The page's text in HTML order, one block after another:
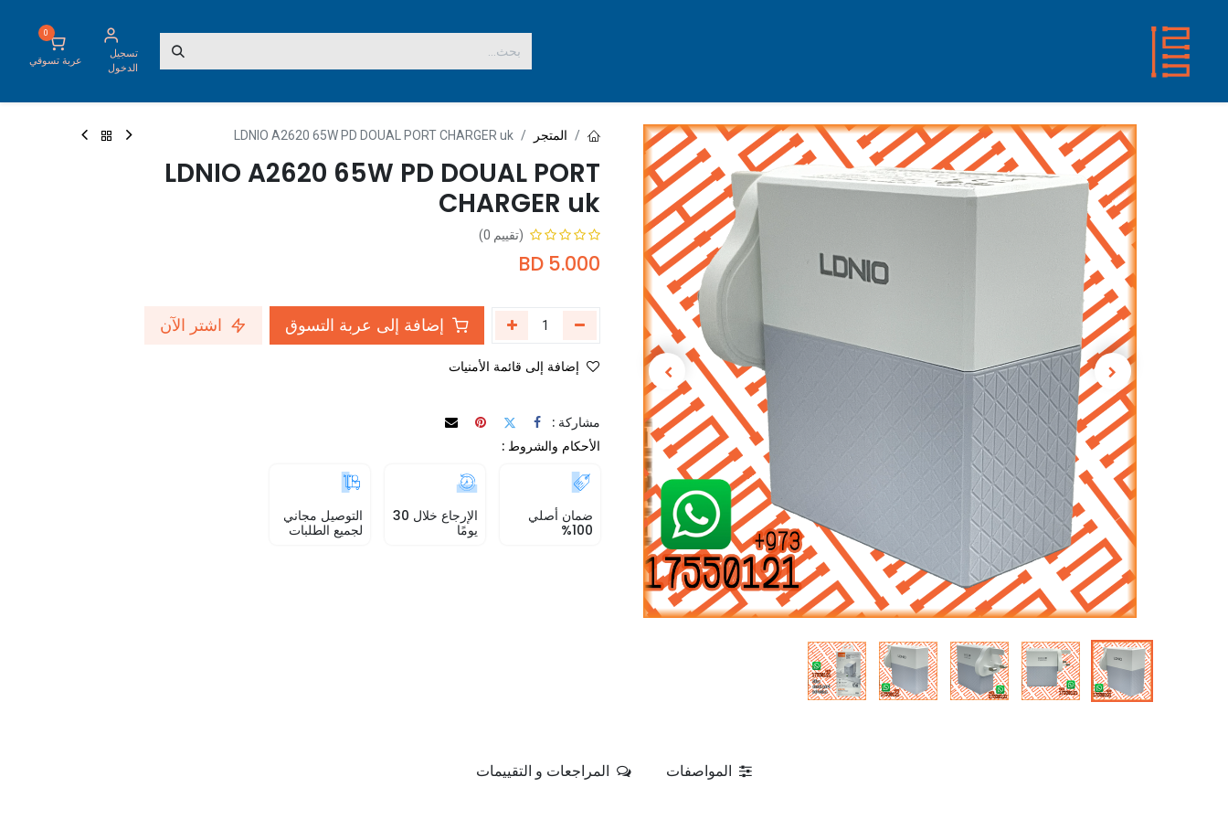
تسجيل
الدخول
0
عربة تسوقي
المتجر LDNIO A2620 65W PD DOUAL PORT CHARGER uk
LDNIO A2620 65W PD DOUAL PORT
CHARGER uk
(تقييم 0)
5.000
إضافة إلى عربة التسوق اشتر الآن
إضافة إلى قائمة الأمنيات
مشاركة :
الأحكام والشروط :
ضمان أصلي
100%
الإرجاع خلال 30
يومًا
التوصيل مجاني
لجميع الطلبات
المواصفات المراجعات و التقييمات